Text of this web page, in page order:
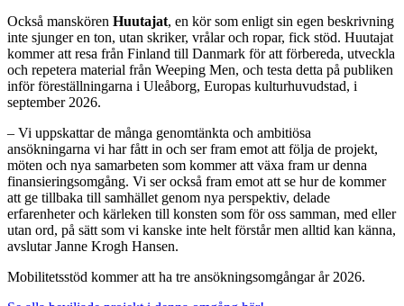
Också manskören Huutajat, en kör som enligt sin egen beskrivning
inte sjunger en ton, utan skriker, vrålar och ropar, fick stöd. Huutajat
kommer att resa från Finland till Danmark för att förbereda, utveckla
och repetera material från Weeping Men, och testa detta på publiken
inför föreställningarna i Uleåborg, Europas kulturhuvudstad, i
september 2026.
– Vi uppskattar de många genomtänkta och ambitiösa
ansökningarna vi har fått in och ser fram emot att följa de projekt,
möten och nya samarbeten som kommer att växa fram ur denna
finansieringsomgång. Vi ser också fram emot att se hur de kommer
att ge tillbaka till samhället genom nya perspektiv, delade
erfarenheter och kärleken till konsten som för oss samman, med eller
utan ord, på sätt som vi kanske inte helt förstår men alltid kan känna,
avslutar Janne Krogh Hansen.
Mobilitetsstöd kommer att ha tre ansökningsomgångar år 2026.